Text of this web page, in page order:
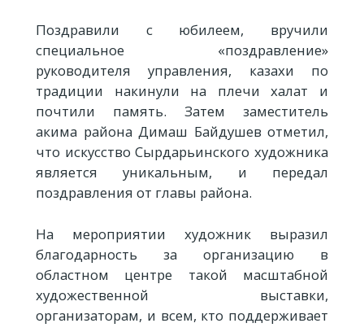
Поздравили с юбилеем, вручили
специальное «поздравление»
руководителя управления, казахи по
традиции накинули на плечи халат и
почтили память. Затем заместитель
акима района Димаш Байдушев отметил,
что искусство Сырдарьинского художника
является уникальным, и передал
поздравления от главы района.
На мероприятии художник выразил
благодарность за организацию в
областном центре такой масштабной
художественной выставки,
организаторам, и всем, кто поддерживает